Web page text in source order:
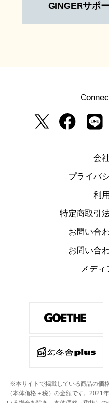
GINGERサポ
会
プライバ
利
特定商取引
お問い合
お問い合
メディ
※本サイトで掲載している商品の価
（本体価格＋税）の金額です。
2021